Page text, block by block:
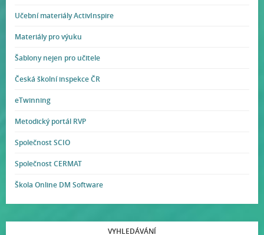
Učební materiály ActivInspire
Materiály pro výuku
Šablony nejen pro učitele
Česká školní inspekce ČR
eTwinning
Metodický portál RVP
Společnost SCIO
Společnost CERMAT
Škola Online DM Software
VYHLEDÁVÁNÍ